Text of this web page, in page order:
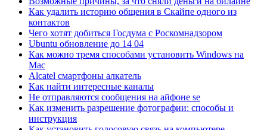
Как удалить историю общения в Скайпе одного из
контактов
Чего хотят добиться Госдума с Роскомнадзором
Ubuntu обновление до 14 04
Как можно тремя способами установить Windows на
Mac
Alcatel смартфоны алкатель
Как найти интересные каналы
Не отправляются сообщения на айфоне se
Как изменить разрешение фотографии: способы и
инструкция